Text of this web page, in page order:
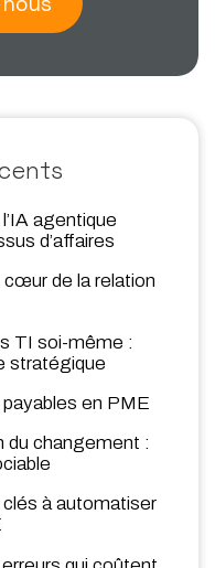
agentique
d’affaires
cœur de la relation
TI soi-même :
stratégique
en PME
changement :
à automatiser